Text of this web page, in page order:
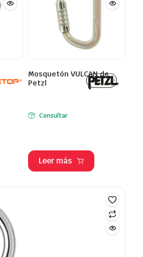
Mosquetón VULCAN de
Petzl
Consultar
Leer más